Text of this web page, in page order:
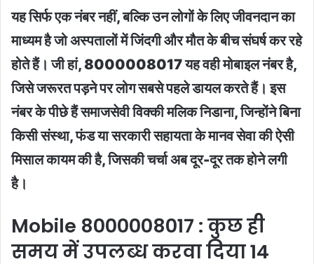
यह सिर्फ एक नंबर नहीं, बल्कि उन लोगों के लिए जीवनदान का
माध्यम है जो अस्पतालों में जिंदगी और मौत के बीच संघर्ष कर रहे
होते हैं। जी हां, 8000008017 यह वही मोबाइल नंबर है,
जिसे जरूरत पड़ने पर लोग सबसे पहले डायल करते हैं। इस
नंबर के पीछे हैं समाजसेवी विक्की मलिक निडाना, जिन्होंने बिना
किसी संस्था, फंड या सरकारी सहायता के मानव सेवा की ऐसी
मिसाल कायम की है, जिसकी चर्चा अब दूर-दूर तक होने लगी
है।
Mobile 8000008017 : कुछ ही
समय में उपलब्ध करवा दिया 14